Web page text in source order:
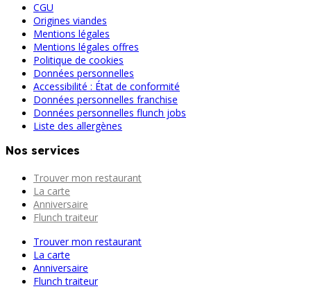
CGU
Origines viandes
Mentions légales
Mentions légales offres
Politique de cookies
Données personnelles
Accessibilité : État de conformité
Données personnelles franchise
Données personnelles flunch jobs
Liste des allergènes
Nos services
Trouver mon restaurant
La carte
Anniversaire
Flunch traiteur
Trouver mon restaurant
La carte
Anniversaire
Flunch traiteur